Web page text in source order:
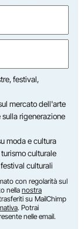
festival,
mercato dell'arte
rigenerazione
moda e cultura
culturale
culturali
con regolarità sul
nella nostra
su MailChimp
. Potrai
nelle email.